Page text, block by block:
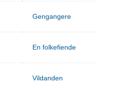
Gengangere
En folkefiende
Vildanden